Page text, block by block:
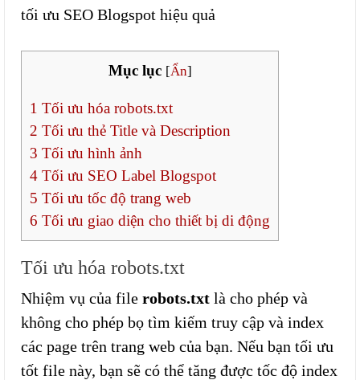
tối ưu SEO Blogspot hiệu quả
Mục lục [Ẩn]
1 Tối ưu hóa robots.txt
2 Tối ưu thẻ Title và Description
3 Tối ưu hình ảnh
4 Tối ưu SEO Label Blogspot
5 Tối ưu tốc độ trang web
6 Tối ưu giao diện cho thiết bị di động
Tối ưu hóa robots.txt
Nhiệm vụ của file robots.txt là cho phép và
không cho phép bọ tìm kiếm truy cập và index
các page trên trang web của bạn. Nếu bạn tối ưu
tốt file này, bạn sẽ có thể tăng được tốc độ index